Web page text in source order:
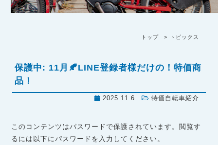
トップ トピックス
保護中: 11月🍂LINE登録者様だけの！特価商
品！
2025.11.6 特価自転車紹介
このコンテンツはパスワードで保護されています。閲覧す
るには以下にパスワードを入力してください。